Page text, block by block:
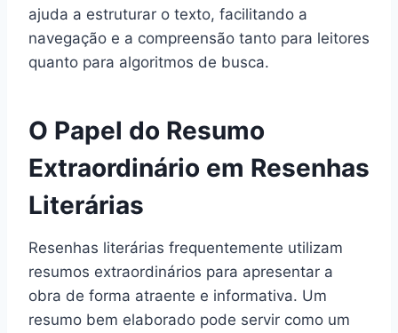
ajuda a estruturar o texto, facilitando a
navegação e a compreensão tanto para leitores
quanto para algoritmos de busca.
O Papel do Resumo
Extraordinário em Resenhas
Literárias
Resenhas literárias frequentemente utilizam
resumos extraordinários para apresentar a
obra de forma atraente e informativa. Um
resumo bem elaborado pode servir como um